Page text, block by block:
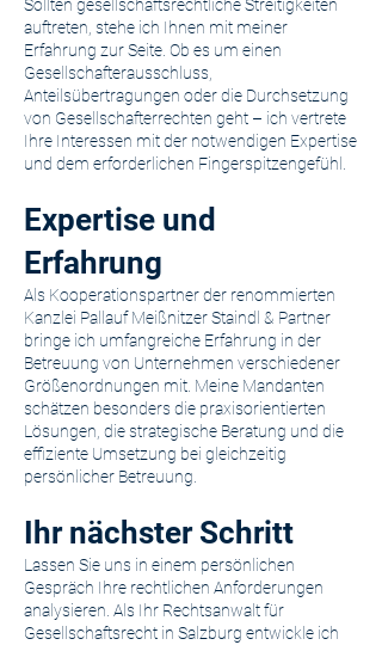
Sollten gesellschaftsrechtliche Streitigkeiten
auftreten, stehe ich Ihnen mit meiner
Erfahrung zur Seite. Ob es um einen
Gesellschafterausschluss,
Anteilsübertragungen oder die Durchsetzung
von Gesellschafterrechten geht – ich vertrete
Ihre Interessen mit der notwendigen Expertise
und dem erforderlichen Fingerspitzengefühl.
Expertise und
Erfahrung
Als Kooperationspartner der renommierten
Kanzlei Pallauf Meißnitzer Staindl & Partner
bringe ich umfangreiche Erfahrung in der
Betreuung von Unternehmen verschiedener
Größenordnungen mit. Meine Mandanten
schätzen besonders die praxisorientierten
Lösungen, die strategische Beratung und die
effiziente Umsetzung bei gleichzeitig
persönlicher Betreuung.
Ihr nächster Schritt
Lassen Sie uns in einem persönlichen
Gespräch Ihre rechtlichen Anforderungen
analysieren. Als Ihr Rechtsanwalt für
Gesellschaftsrecht in Salzburg entwickle ich